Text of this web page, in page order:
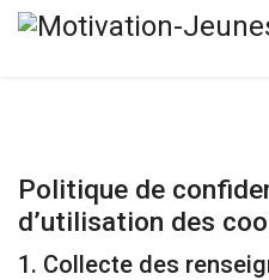
Politique de
d’utilisation des
1. Collecte des